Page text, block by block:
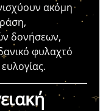
ακόμη
δονήσεων,
φυλαχτό